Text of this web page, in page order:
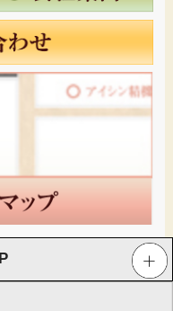
を始めました。
た。
約30％アップ）